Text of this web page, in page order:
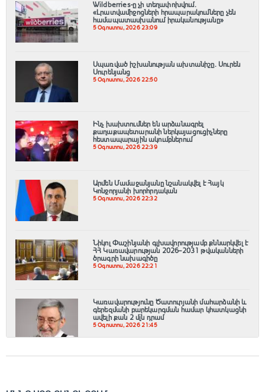
Wildberries-ը չի տեղափոխվում․
«Լրատվամիջոցների հրապարակումները չեն
համապատասխանում իրականությանը»
5 Օգոստոս, 2026 23:09
Սպառված իշխանության ախտանիշը. Սուրեն
Սուրենյանց
5 Օգոստոս, 2026 22:50
Ինչ խախտումներ են արձանագրել
քաղաքապետարանի ներկայացուցիչները
հեստապարային ակումբներում
5 Օգոստոս, 2026 22:39
Արմեն Մամաջանյանը նշանակվել է Հայկ
Կոնջորյանի խորհրդական
5 Օգոստոս, 2026 22:32
Նիկոլ Փաշինյանի գլխավորությամբ քննարկվել է
ՀՀ Կառավարության 2026–2031 թվականների
ծրագրի նախագիծը
5 Օգոստոս, 2026 22:21
Կառավարությունը Ծատուրյանի մահարձանի և
գերեզմանի բարեկարգման համար կհատկացնի
ավելի քան 2 մլն դրամ
5 Օգոստոս, 2026 21:45